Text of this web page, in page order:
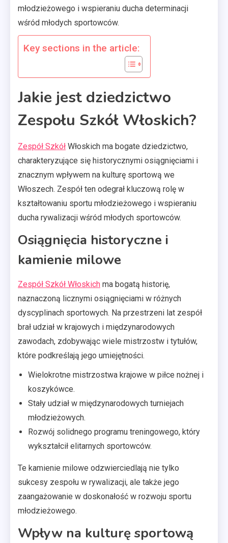
młodzieżowego i wspieraniu ducha determinacji
wśród młodych sportowców.
Key sections in the article:
Jakie jest dziedzictwo
Zespołu Szkół Włoskich?
Zespół Szkół Włoskich ma bogate dziedzictwo,
charakteryzujące się historycznymi osiągnięciami i
znacznym wpływem na kulturę sportową we
Włoszech. Zespół ten odegrał kluczową rolę w
kształtowaniu sportu młodzieżowego i wspieraniu
ducha rywalizacji wśród młodych sportowców.
Osiągnięcia historyczne i
kamienie milowe
Zespół Szkół Włoskich ma bogatą historię,
naznaczoną licznymi osiągnięciami w różnych
dyscyplinach sportowych. Na przestrzeni lat zespół
brał udział w krajowych i międzynarodowych
zawodach, zdobywając wiele mistrzostw i tytułów,
które podkreślają jego umiejętności.
Wielokrotne mistrzostwa krajowe w piłce nożnej i
koszykówce.
Stały udział w międzynarodowych turniejach
młodzieżowych.
Rozwój solidnego programu treningowego, który
wykształcił elitarnych sportowców.
Te kamienie milowe odzwierciedlają nie tylko
sukcesy zespołu w rywalizacji, ale także jego
zaangażowanie w doskonałość w rozwoju sportu
młodzieżowego.
Wpływ na kulturę sportową